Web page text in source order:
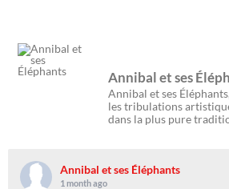
Annibal et ses
Annibal et ses
les tribulations
dans la plus pure
Annibal et ses Éléphants
1 month ago